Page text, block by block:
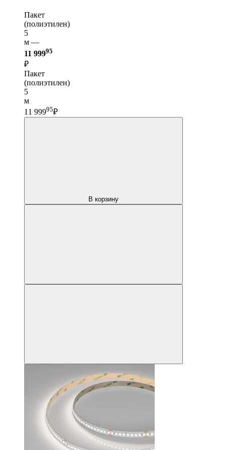
Пакет
(полиэтилен)
5
м —
11 99995
₽
Пакет
(полиэтилен)
5
м
11 99995₽
В корзину